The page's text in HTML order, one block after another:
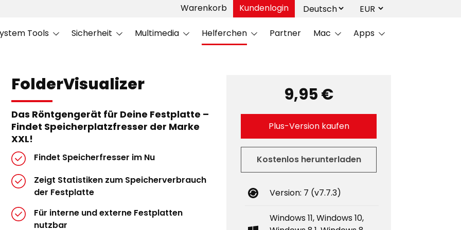
Warenkorb Kundenlogin
Tools Sicherheit Multimedia Helferchen Partner Mac Apps
FolderVisualizer
Das Röntgengerät für Deine Festplatte –
Findet Speicherplatzfresser der Marke
XXL!
Findet Speicherfresser im Nu
Zeigt Statistiken zum Speicherverbrauch
der Festplatte
Für interne und externe Festplatten
nutzbar
9,95 €
Plus-Version kaufen
Kostenlos herunterladen
Version: 7 (v7.7.3)
Windows 11, Windows 10,